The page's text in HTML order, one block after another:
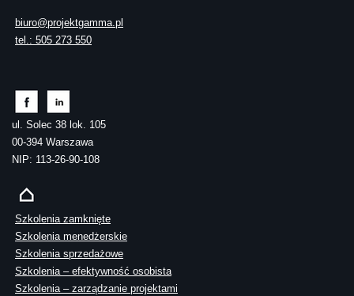
biuro@projektgamma.pl
tel.: 505 273 550
ul. Solec 38 lok. 105
00-394 Warszawa
NIP: 113-26-90-108
Szkolenia zamknięte
Szkolenia menedżerskie
Szkolenia sprzedażowe
Szkolenia – efektywność osobista
Szkolenia – zarządzanie projektami